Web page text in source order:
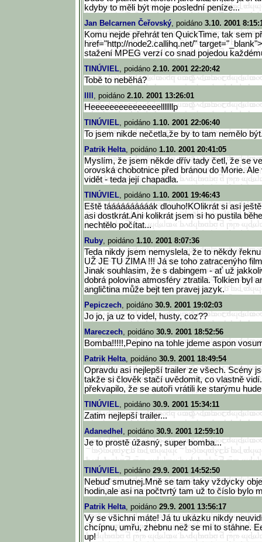
kdyby to měli být moje poslední peníze...
Jan Belcarnen Čeřovský, poidáno 3.10. 2001
Komu nejde přehrát ten QuickTime, tak sem
href="http://node2.callihq.net/"
stažení MPEG verzí co snad pojedou
TINÚVIEL, poidáno 2.10. 2001 22:20:42
Tobě to neběhá?
, poidáno 2.10. 2001 13:26:01
Heeeeeeeeeeeeeeelllllllp
TINÚVIEL, poidáno 1.10. 2001 22:06:40
To jsem nikde nečetla,že by to tam nemělo
Patrik Helta, poidáno 1.10. 2001 20:41:05
Myslím, že jsem někde dřív tady četl, že se
orovská chobotnice před bránou do Morie. Ale
vidět - teda její chapadla.
TINÚVIEL, poidáno 1.10. 2001 19:46:43
Eště táááááááááák dlouho!KOlikrát si asi
asi dostkrát.Ani kolikrát jsem si ho pustila
nechtělo počítat...
Ruby, poidáno 1.10. 2001 8:07:36
Teda nikdy jsem nemyslela, že to někdy
UŽ JE TU ZIMA !!! Já se toho zatracenýho
Jinak souhlasim, že s dabingem - ať už
dobrá polovina atmosféry ztratila. Tolkien byl
angličtina může bejt ten pravej jazyk.
Pepiczech, poidáno 30.9. 2001 19:02:03
Jo jo, ja uz to videl, husty, coz??
Mareczech, poidáno 30.9. 2001 18:52:56
Bomba!!!!!,Pepino na tohle jdeme aspon
Patrik Helta, poidáno 30.9. 2001 18:49:54
Opravdu asi nejlepší trailer ze všech. Scény
takže si člověk stačí uvědomit, co vlastně
překvapilo, že se autoři vrátili ke starýmu
TINÚVIEL, poidáno 30.9. 2001 15:34:11
Zatim nejlepší trailer...
Adanedhel , poidáno 30.9. 2001 12:59:10
Je to prostě úžasný, super bomba...
TINÚVIEL, poidáno 29.9. 2001 14:52:50
Nebuď smutnej.Mně se tam taky vždycky
hodin,ale asi na počtvrtý tam už to číslo bylo
Patrik Helta, poidáno 29.9. 2001 13:56:17
Vy se všichni máte! Já tu ukázku nikdy
chcípnu, umřu, zhebnu než se mi to stáhne.
up!